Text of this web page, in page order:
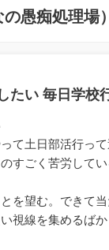
愚痴処理場）
たい 毎日学
て土日部活行っ
すごく苦労してい
を望む。できて当
視線を集めるば